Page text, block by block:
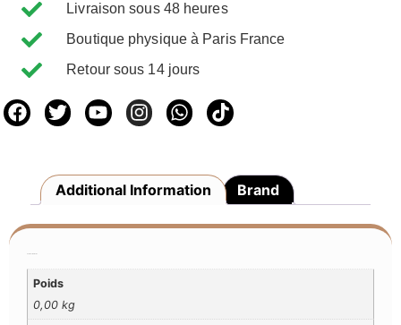
Livraison sous 48 heures
Boutique physique à Paris France
Retour sous 14 jours
Additional Information Brand
Poids
0,00 kg